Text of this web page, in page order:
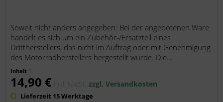
Soweit nicht anders angegeben: Bei der angebotenen Ware
handelt es sich um ein Zubehör-/Ersatzteil eines
Drittherstellers, das nicht im Auftrag oder mit Genehmigung
des Motorradherstellers hergestellt wurde. Die...
Inhalt 1
14,90 € inkl. MwSt.zzgl. Versandkosten
Lieferzeit 15 Werktage